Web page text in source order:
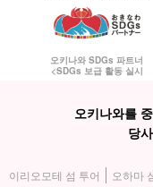
오키나와 SDGs 파트너
<SDGs 보급 활동 실시
오키나와를
당
이리오모테 섬 투어 오하마